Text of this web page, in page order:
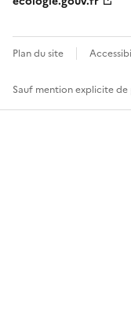
Plan du site
Sauf mention explicite